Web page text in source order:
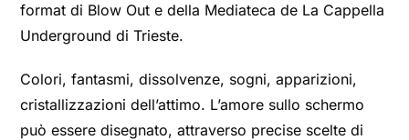
format di Blow Out e della Mediateca de La Cappella
Underground di Trieste.
Colori, fantasmi, dissolvenze, sogni, apparizioni,
cristallizzazioni dell’attimo. L’amore sullo schermo
può essere disegnato, attraverso precise scelte di